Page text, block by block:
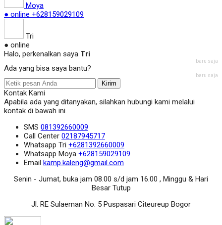
Moya
● online +628159029109
Tri
● online
Halo, perkenalkan saya Tri
baru saja
Ada yang bisa saya bantu?
baru saja
Kirim
Kontak Kami
Apabila ada yang ditanyakan, silahkan hubungi kami melalui
kontak di bawah ini.
SMS 081392660009
Call Center 02187945717
Whatsapp Tri +6281392660009
Whatsapp Moya +628159029109
Email kamp.kaleng@gmail.com
Senin - Jumat, buka jam 08.00 s/d jam 16.00 , Minggu & Hari
Besar Tutup
Jl. RE Sulaeman No. 5 Puspasari Citeureup Bogor